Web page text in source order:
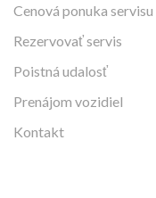
Cenová ponuka servisu
Rezervovať servis
Poistná udalosť
Prenájom vozidiel
Kontakt